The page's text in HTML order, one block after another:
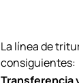
La línea de
consiguientes: